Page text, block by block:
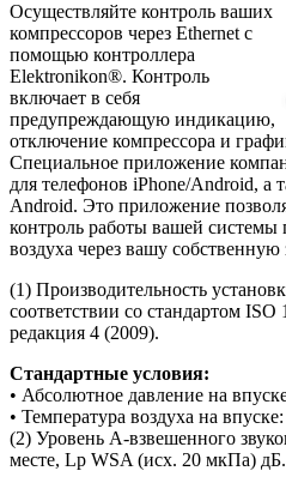
Осуществляйте контроль ваших
компрессоров через Ethernet с
помощью контроллера
Elektronikon®. Контроль
включает в себя
предупреждающую индикацию,
отключение компрессора и
Специальное приложение
для телефонов iPhone/Android, а
Android. Это приложение
контроль работы вашей системы
воздуха через вашу
(1) Производительность
соответствии со стандартом
редакция 4 (2009).
Стандартные условия:
• Абсолютное давление на
• Температура воздуха на
(2) Уровень А-взвешенного
месте, Lp WSA (исх. 20 мкПа) дБ.